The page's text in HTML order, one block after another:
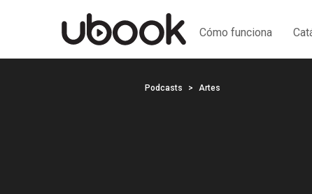
Cómo funciona
Podcasts Artes